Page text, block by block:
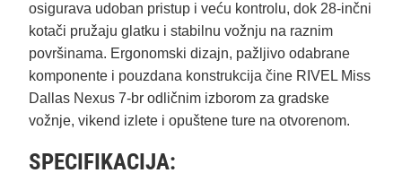
osigurava udoban pristup i veću kontrolu, dok 28‑inčni
kotači pružaju glatku i stabilnu vožnju na raznim
površinama. Ergonomski dizajn, pažljivo odabrane
komponente i pouzdana konstrukcija čine RIVEL Miss
Dallas Nexus 7‑br odličnim izborom za gradske
vožnje, vikend izlete i opuštene ture na otvorenom.
SPECIFIKACIJA: